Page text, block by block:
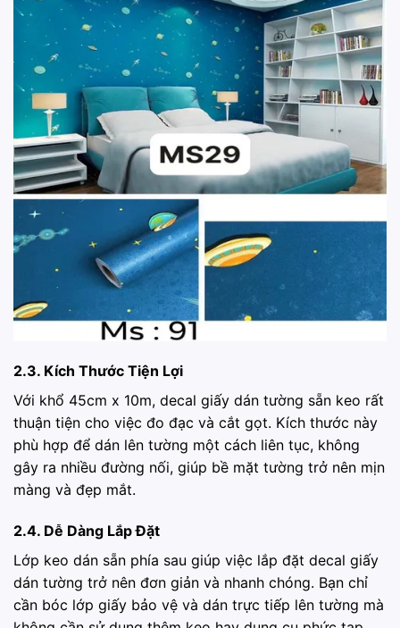
2.3. Kích Thước Tiện Lợi
Với khổ 45cm x 10m, decal giấy dán tường sẵn keo rất
thuận tiện cho việc đo đạc và cắt gọt. Kích thước này
phù hợp để dán lên tường một cách liên tục, không
gây ra nhiều đường nối, giúp bề mặt tường trở nên mịn
màng và đẹp mắt.
2.4. Dễ Dàng Lắp Đặt
Lớp keo dán sẵn phía sau giúp việc lắp đặt decal giấy
dán tường trở nên đơn giản và nhanh chóng. Bạn chỉ
cần bóc lớp giấy bảo vệ và dán trực tiếp lên tường mà